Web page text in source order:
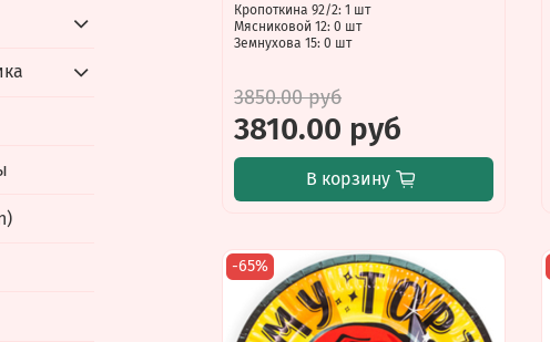
Кропоткина 92/2: 1 шт
Мясниковой 12: 0 шт
Земнухова 15: 0 шт
3850.00 руб
3810.00 руб
В корзину
-65%